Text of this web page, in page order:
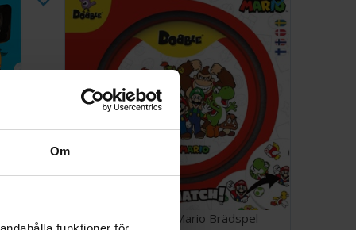
Om
Dobble Super Mario Brädspel